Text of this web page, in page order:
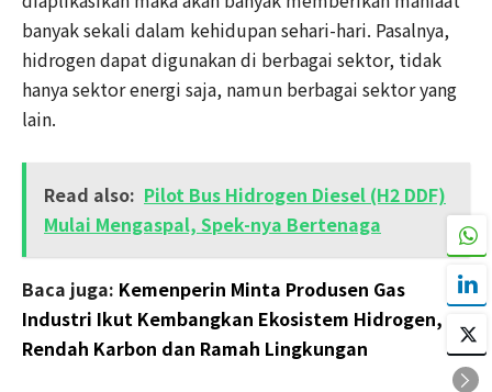
banyak sekali dalam kehidupan sehari-hari. Pasalnya,
hidrogen dapat digunakan di berbagai sektor, tidak
hanya sektor energi saja, namun berbagai sektor yang
lain.
Read also: Pilot Bus Hidrogen Diesel (H2 DDF)
Mulai Mengaspal, Spek-nya Bertenaga
Baca juga: Kemenperin Minta Produsen Gas
Industri Ikut Kembangkan Ekosistem Hidrogen,
Rendah Karbon dan Ramah Lingkungan